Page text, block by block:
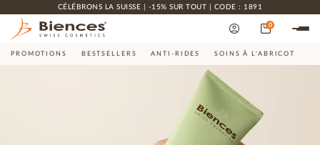
CÉLÉBRONS LA SUISSE | -15% SUR TOUT | CODE : 1891
0
PROMOTIONS BESTSELLERS ANTI-RIDES SOINS À L'ABRICOT